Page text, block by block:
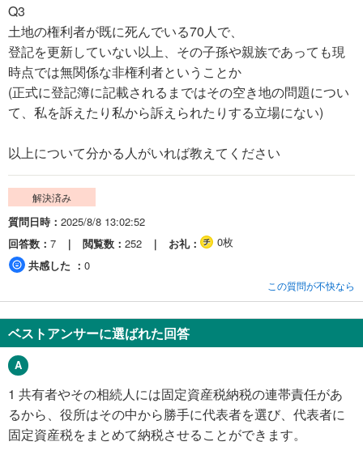
Q3
土地の権利者が既に死んでいる70人で、
登記を更新していない以上、その子孫や親族であっても現
時点では無関係な非権利者ということか
(正式に登記簿に記載されるまではその空き地の問題につい
て、私を訴えたり私から訴えられたりする立場にない)
以上について分かる人がいれば教えてください
解決済み
質問日時
2025/8/8 13:02:52
回答数
7 閲覧数 252 お礼
0枚
共感した
0
この質問が不快なら
ベストアンサーに選ばれた回答
1 共有者やその相続人には固定資産税納税の連帯責任があ
るから、役所はその中から勝手に代表者を選び、代表者に
固定資産税をまとめて納税させることができます。